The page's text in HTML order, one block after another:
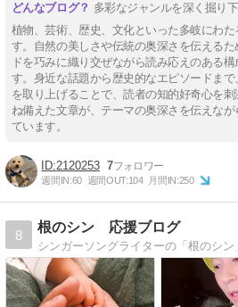
多彩なジャンルを深く掘り
植物、芸術、歴史、文化といった多岐にわ
す。自然の美しさや伝統の奥深さを伝える
ドを巧みに織り交ぜながら読み応えのある
す。身近な話題から歴史的なエピソードま
を取り上げることで、読者の知的好奇心を
ね備えた文章が、テーマの奥深さを伝えな
ています。
2120253 7
週間IN:60 週間OUT:104 月間IN:250
8
根のシン 応援ブログ